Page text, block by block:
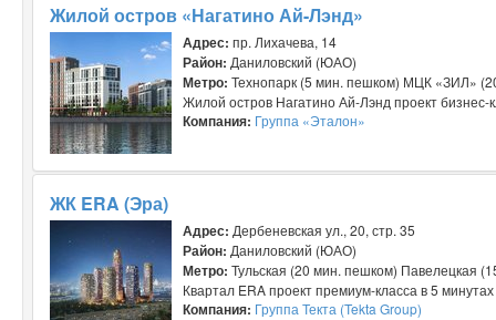
Жилой остров «Нагатино Ай-Лэнд»
Адрес: пр. Лихачева, 14
Район: Даниловский (ЮАО)
Метро: Технопарк (5 мин. пешком) МЦК «ЗИЛ»
Жилой остров Нагатино Ай-Лэнд проект бизнес-
Компания: Группа «Эталон»
ЖК ERA (Эра)
Адрес: Дербеневская ул., 20, стр. 35
Район: Даниловский (ЮАО)
Метро: Тульская (20 мин. пешком) Павелецкая
Квартал ERA проект премиум-класса в 5
Компания: Группа Текта (Tekta Group)